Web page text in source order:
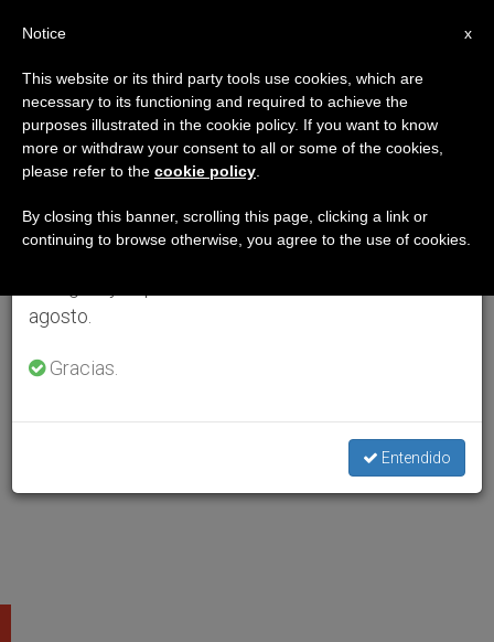
×
Aviso importante
Del 27 de julio al 7 de agosto haremos la pausa
anual, aprovechando que en el periodo de verano
se generan menos informaciones y también el
agosto.
Gracias.
Entendido
x
Notice
This website or its third party tools use cookies, which are
necessary to its functioning and required to achieve the
purposes illustrated in the cookie policy. If you want to know
more or withdraw your consent to all or some of the cookies,
please refer to the cookie policy
By closing this banner, scrolling this page, clicking a link or
continuing to browse otherwise, you agree to the use of cookies.